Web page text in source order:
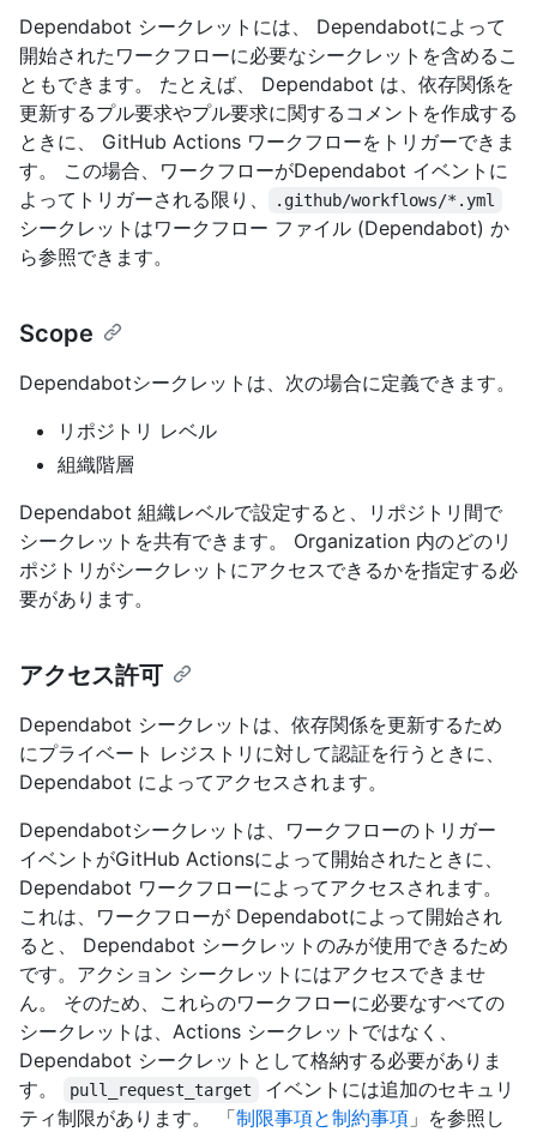
Dependabot シークレットには、 Dependabotによって
開始されたワークフローに必要なシークレットを含めるこ
ともできます。 たとえば、 Dependabot は、依存関係を
更新するプル要求やプル要求に関するコメントを作成する
ときに、 GitHub Actions ワークフローをトリガーできま
す。 この場合、ワークフローがDependabot イベントに
よってトリガーされる限り、
.github/workflows/*.yml
シークレットはワークフロー ファイル (Dependabot) か
ら参照できます。
Scope
Dependabotシークレットは、次の場合に定義できます。
リポジトリ レベル
組織階層
Dependabot 組織レベルで設定すると、リポジトリ間で
シークレットを共有できます。 Organization 内のどのリ
ポジトリがシークレットにアクセスできるかを指定する必
要があります。
アクセス許可
Dependabot シークレットは、依存関係を更新するため
にプライベート レジストリに対して認証を行うときに、
Dependabot によってアクセスされます。
Dependabotシークレットは、ワークフローのトリガー
イベントがGitHub Actionsによって開始されたときに、
Dependabot ワークフローによってアクセスされます。
これは、ワークフローが Dependabotによって開始され
ると、 Dependabot シークレットのみが使用できるため
です。アクション シークレットにはアクセスできませ
ん。 そのため、これらのワークフローに必要なすべての
シークレットは、Actions シークレットではなく、
Dependabot シークレットとして格納する必要がありま
す。
pull_request_target
イベントには追加のセキュリ
ティ制限があります。 「制限事項と制約事項 」を参照し